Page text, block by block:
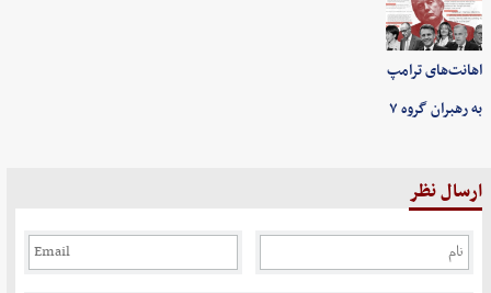
اهانت‌های ترامپ
به رهبران گروه ۷
ارسال نظر